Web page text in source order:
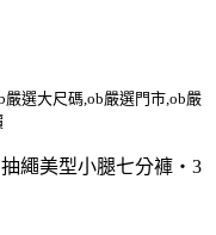
選大尺碼,ob嚴選門市,ob嚴
抽繩美型小腿七分褲‧3